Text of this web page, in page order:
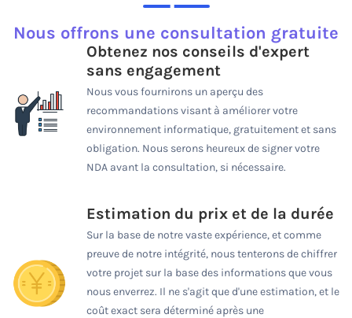
Nous offrons une consultation gratuite
Obtenez nos conseils d'expert
sans engagement
Nous vous fournirons un aperçu des
recommandations visant à améliorer votre
environnement informatique, gratuitement et sans
obligation. Nous serons heureux de signer votre
NDA avant la consultation, si nécessaire.
Estimation du prix et de la durée
Sur la base de notre vaste expérience, et comme
preuve de notre intégrité, nous tenterons de chiffrer
votre projet sur la base des informations que vous
nous enverrez. Il ne s'agit que d'une estimation, et le
coût exact sera déterminé après une